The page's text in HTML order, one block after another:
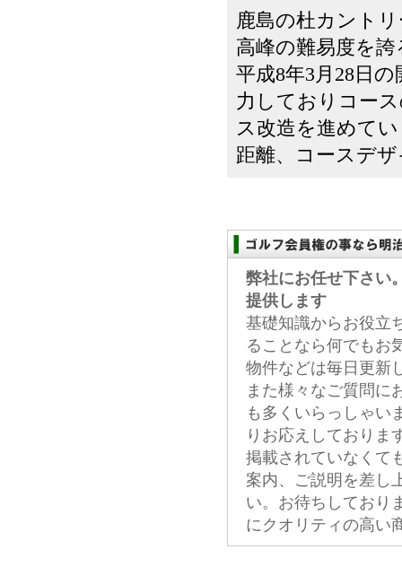
鹿島の杜カント
高峰の難易度を
平成8年3月28日
力しておりコー
ス改造を進めて
距離、コースデ
弊社にお任せ下さい
提供します
基礎知識からお役立
ることなら何でもお
物件などは毎日更新
また様々なご質問に
も多くいらっしゃい
りお応えしておりま
掲載されていなくて
案内、ご説明を差し
い。お待ちしており
にクオリティの高い